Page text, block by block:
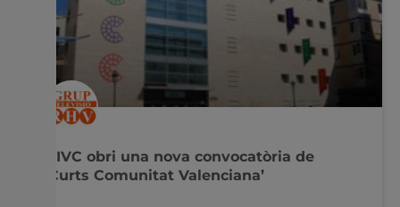
L’IVC obri una nova convocatòria de
‘Curts Comunitat Valenciana’